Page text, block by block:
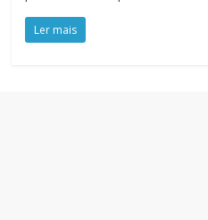
Ler mais